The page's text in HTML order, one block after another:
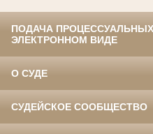
ПОДАЧА
ЭЛЕКТРОННОМ ВИДЕ
О СУДЕ
СУДЕЙСКОЕ СООБЩЕСТВО